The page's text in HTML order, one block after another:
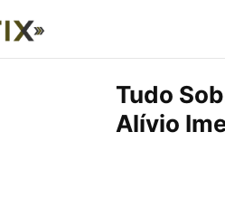
Tudo
Alívio